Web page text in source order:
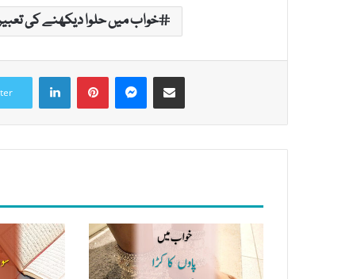
خواب میں حلوا دیکھنے کی
LinkedInPinterestMessenger
Share via Email